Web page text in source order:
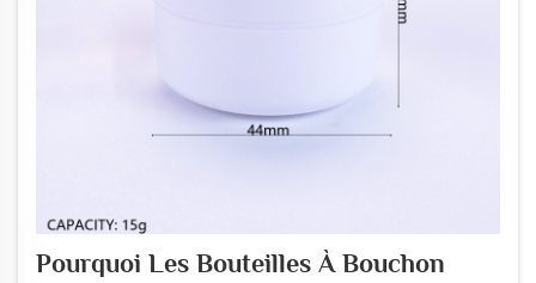
Pourquoi Les Bouteilles À Bouchon